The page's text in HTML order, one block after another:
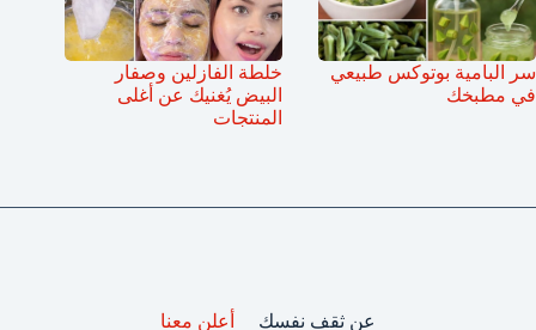
سر البامية بوتوكس طبيعي
في مطبخك
خلطة الفازلين وصفار
البيض يُغنيك عن أغلى
المنتجات
عن ثقف نفسك أعلن معنا